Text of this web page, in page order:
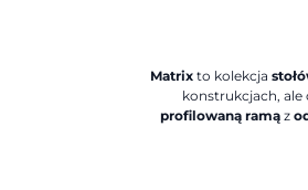
Matrixto kolekcja
konstrukcjach, ale
profilowaną ramą z